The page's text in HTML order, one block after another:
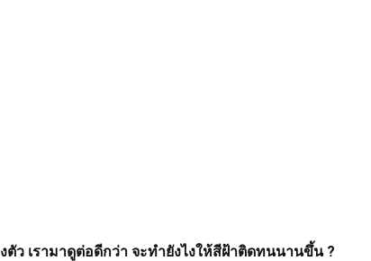
ตัว เรามาดูต่อดีกว่า จะทำยังไงให้สีฝ้าติดทนนานขึ้น ?